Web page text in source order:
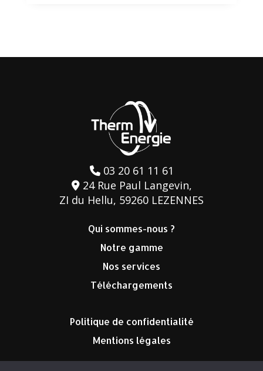
03 20 61 11 61
24 Rue Paul Langevin,
ZI du Hellu, 59260 LEZENNES
Qui sommes-nous ?
Notre gamme
Nos services
Téléchargements
Politique de confidentialité
Mentions légales